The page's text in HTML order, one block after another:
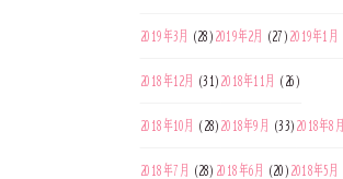
2019年3月 (28) 2019年2月 (27) 2019年1月
2018年12月 (31) 2018年11月 (26)
2018年10月 (28) 2018年9月 (33) 2018年8月
2018年7月 (28) 2018年6月 (20) 2018年5月